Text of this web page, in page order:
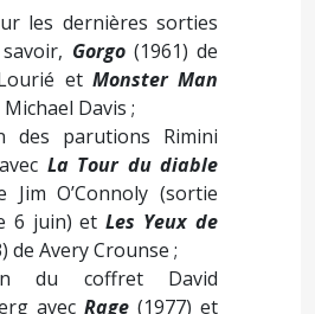
les dernières sorties
Gorgo(1961) de
et Monster Man
Davis ;
des parutions Rimini
La Tour du diable
Jim O’Connoly (sortie
6 juin) etLes Yeux de
de Avery Crounse ;
du coffret David
avec Rage (1977) et